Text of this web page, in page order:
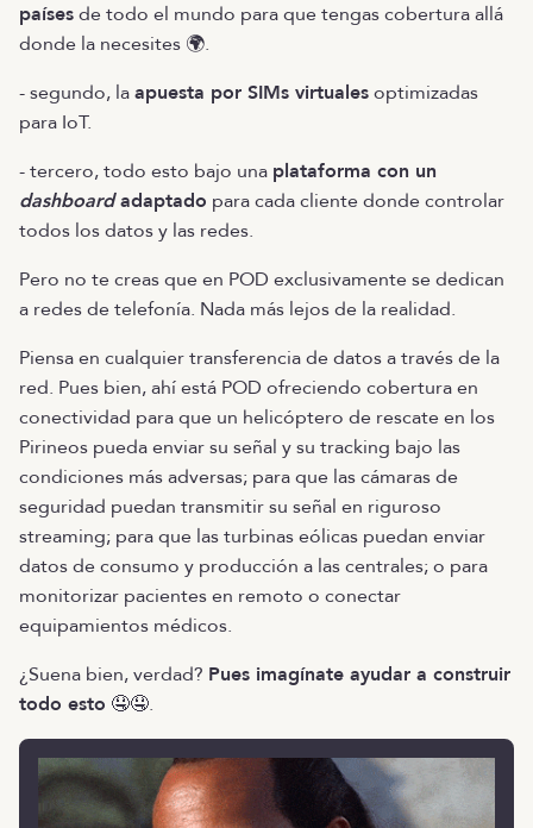
paísesde todo el mundo para que tengas cobertura allá
donde la necesites 🌍.
- segundo, laapuesta por SIMs virtualesoptimizadas
para IoT.
- tercero, todo esto bajo una plataforma con un
dashboardadaptado para cada cliente donde controlar
todos los datos y las redes.
Pero no te creas que en POD exclusivamente se dedican
a redes de telefonía. Nada más lejos de la realidad.
Piensa en cualquier transferencia de datos a través de la
red. Pues bien, ahí está POD ofreciendo cobertura en
conectividad para que un helicóptero de rescate en los
Pirineos pueda enviar su señal y su tracking bajo las
condiciones más adversas; para que las cámaras de
seguridad puedan transmitir su señal en riguroso
streaming; para que las turbinas eólicas puedan enviar
datos de consumo y producción a las centrales; o para
monitorizar pacientes en remoto o conectar
equipamientos médicos.
¿Suena bien, verdad? Pues imagínate ayudar a construir
todo esto 🤤🤤.